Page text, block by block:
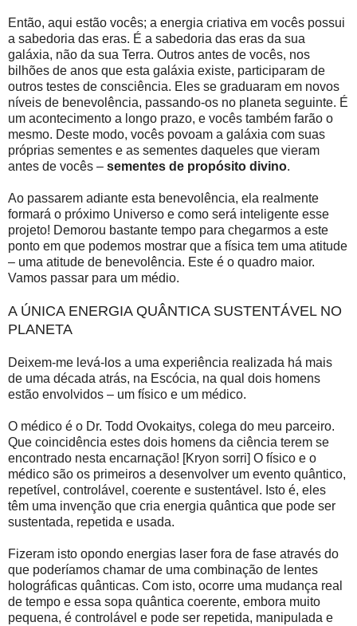
Então, aqui estão vocês; a energia criativa em vocês possui
a sabedoria das eras. É a sabedoria das eras da sua
galáxia, não da sua Terra. Outros antes de vocês, nos
bilhões de anos que esta galáxia existe, participaram de
outros testes de consciência. Eles se graduaram em novos
níveis de benevolência, passando-os no planeta seguinte. É
um acontecimento a longo prazo, e vocês também farão o
mesmo. Deste modo, vocês povoam a galáxia com suas
próprias sementes e as sementes daqueles que vieram
antes de vocês – sementes de propósito divino.
Ao passarem adiante esta benevolência, ela realmente
formará o próximo Universo e como será inteligente esse
projeto! Demorou bastante tempo para chegarmos a este
ponto em que podemos mostrar que a física tem uma atitude
– uma atitude de benevolência. Este é o quadro maior.
Vamos passar para um médio.
A ÚNICA ENERGIA QUÂNTICA SUSTENTÁVEL NO
PLANETA
Deixem-me levá-los a uma experiência realizada há mais
de uma década atrás, na Escócia, na qual dois homens
estão envolvidos – um físico e um médico.
O médico é o Dr. Todd Ovokaitys, colega do meu parceiro.
Que coincidência estes dois homens da ciência terem se
encontrado nesta encarnação! [Kryon sorri] O físico e o
médico são os primeiros a desenvolver um evento quântico,
repetível, controlável, coerente e sustentável. Isto é, eles
têm uma invenção que cria energia quântica que pode ser
sustentada, repetida e usada.
Fizeram isto opondo energias laser fora de fase através do
que poderíamos chamar de uma combinação de lentes
holográficas quânticas. Com isto, ocorre uma mudança real
de tempo e essa sopa quântica coerente, embora muito
pequena, é controlável e pode ser repetida, manipulada e